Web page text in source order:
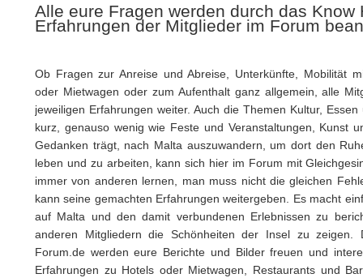
Alle eure Fragen werden durch das Know
Erfahrungen der Mitglieder im Forum
Ob Fragen zur Anreise und Abreise, Unterkünfte, Mobilität
oder Mietwagen oder zum Aufenthalt ganz allgemein, alle
jeweiligen Erfahrungen weiter. Auch die Themen Kultur,
kurz, genauso wenig wie Feste und Veranstaltungen, Kunst
Gedanken trägt, nach Malta auszuwandern, um dort den
leben und zu arbeiten, kann sich hier im Forum mit
immer von anderen lernen, man muss nicht die gleichen
kann seine gemachten Erfahrungen weitergeben. Es macht
auf Malta und den damit verbundenen Erlebnissen zu
anderen Mitgliedern die Schönheiten der Insel zu zeigen.
Forum.de werden eure Berichte und Bilder freuen und
Erfahrungen zu Hotels oder Mietwagen, Restaurants und